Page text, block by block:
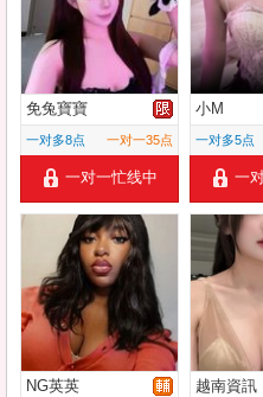
免兔寶寶
一对多8点 一对一35点
一对一忙线中
小M
一对多5点
一
NG英英 越南資訊